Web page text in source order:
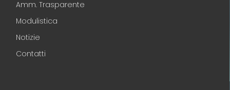
Amm. Trasparente
Modulistica
Notizie
Contatti